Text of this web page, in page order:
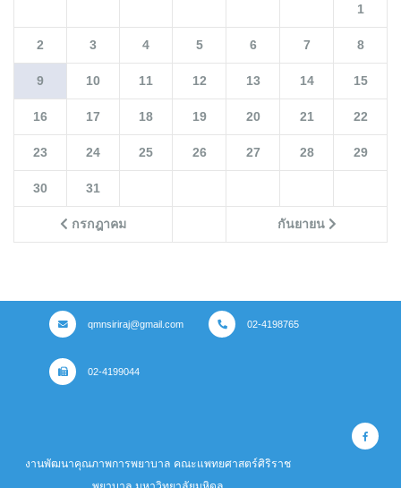
กรกฎาคม กันยายน
1
2 3 4 5 6 7 8
9 10 11 12 13 14 15
16 17 18 19 20 21 22
23 24 25 26 27 28 29
30 31
qmnsiriraj@gmail.com 02-4198765
02-4199044
งานพัฒนาคุณภาพการพยาบาล คณะแพทยศาสตร์ศิริราช